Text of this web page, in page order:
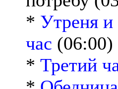
* Утреня
час (06:00)
* Третий